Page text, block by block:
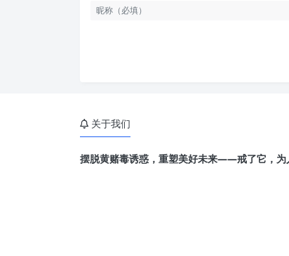
关于我们
摆脱黄赌毒诱惑，重塑美好未来——戒了它，为